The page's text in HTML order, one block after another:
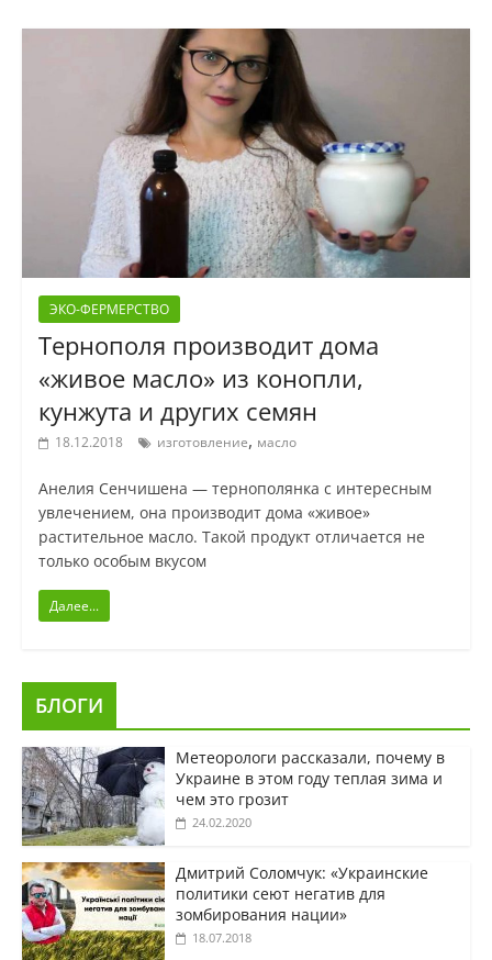
ЭКО-ФЕРМЕРСТВО
Тернополя производит дома
«живое масло» из конопли,
кунжута и других семян
18.12.2018 изготовление, масло
Анелия Сенчишена — тернополянка с интересным
увлечением, она производит дома «живое»
растительное масло. Такой продукт отличается не
только особым вкусом
Далее...
БЛОГИ
Метеорологи рассказали, почему в
Украине в этом году теплая зима и
чем это грозит
24.02.2020
Дмитрий Соломчук: «Украинские
политики сеют негатив для
зомбирования нации»
18.07.2018